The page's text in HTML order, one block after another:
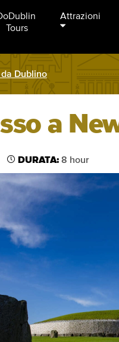
Tours
Attrazioni
Dublino
a
DURATA: 8 hour